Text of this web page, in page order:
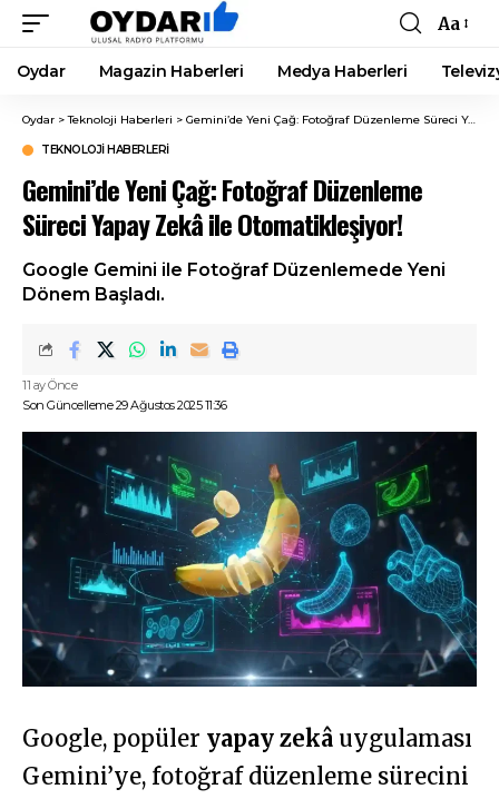
Font
Resizer
Aa
Oydar Magazin Haberleri Medya Haberleri
Oydar >Teknoloji Haberleri > Gemini’de Yeni Çağ: Fotoğraf Düzenleme Süreci Yapay Zekâ ile Otomatikleşiyor!
TEKNOLOJI HABERLERI
Gemini’de Yeni Çağ: Fotoğraf Düzenleme
Süreci Yapay Zekâ ile Otomatikleşiyor!
Google Gemini ile Fotoğraf Düzenlemede Yeni
Dönem Başladı.
Son Güncelleme 29 Ağustos 2025 11:36
11 ay Önce
Google, popüler yapay zekâ uygulaması
Gemini’ye, fotoğraf düzenleme sürecini